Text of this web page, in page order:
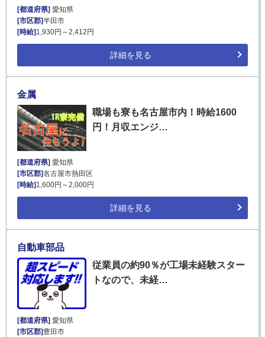
[都道府県] 愛知県
[市区郡]半田市
[時給] 1,930円～2,412円
詳細を見る
金属
職場も寮も名古屋市内！時給1600
円！月収エンジ…
[都道府県]愛知県
[市区郡]名古屋市熱田区
[時給]1,600円～2,000円
詳細を見る
自動車部品
従業員の約90％が工場未経験スター
トなので、未経…
[都道府県] 愛知県
[市区郡] 豊田市